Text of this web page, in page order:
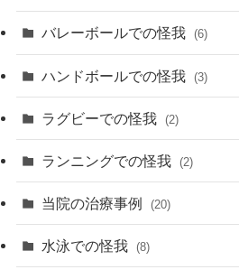
バレーボールでの怪我 (6)
ハンドボールでの怪我 (3)
ラグビーでの怪我 (2)
ランニングでの怪我 (2)
当院の治療事例 (20)
水泳での怪我 (8)